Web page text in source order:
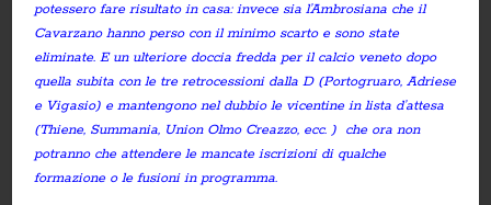
potessero fare risultato in casa: invece sia l’Ambrosiana che il
Cavarzano hanno perso con il minimo scarto e sono state
eliminate. E un ulteriore doccia fredda per il calcio veneto dopo
quella subita con le tre retrocessioni dalla D (Portogruaro, Adriese
e Vigasio) e mantengono nel dubbio le vicentine in lista d’attesa
(Thiene, Summania, Union Olmo Creazzo, ecc. ) che ora non
potranno che attendere le mancate iscrizioni di qualche
formazione o le fusioni in programma.